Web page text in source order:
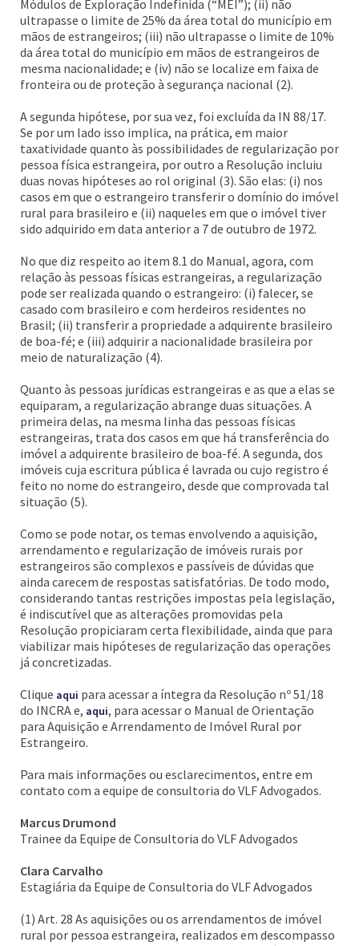
Módulos de Exploração Indefinida (“MEI”); (ii) não
ultrapasse o limite de 25% da área total do município em
mãos de estrangeiros; (iii) não ultrapasse o limite de 10%
da área total do município em mãos de estrangeiros de
mesma nacionalidade; e (iv) não se localize em faixa de
fronteira ou de proteção à segurança nacional (2).
A segunda hipótese, por sua vez, foi excluída da IN 88/17.
Se por um lado isso implica, na prática, em maior
taxatividade quanto às possibilidades de regularização por
pessoa física estrangeira, por outro a Resolução incluiu
duas novas hipóteses ao rol original (3). São elas: (i) nos
casos em que o estrangeiro transferir o domínio do imóvel
rural para brasileiro e (ii) naqueles em que o imóvel tiver
sido adquirido em data anterior a 7 de outubro de 1972.
No que diz respeito ao item 8.1 do Manual, agora, com
relação às pessoas físicas estrangeiras, a regularização
pode ser realizada quando o estrangeiro: (i) falecer, se
casado com brasileiro e com herdeiros residentes no
Brasil; (ii) transferir a propriedade a adquirente brasileiro
de boa-fé; e (iii) adquirir a nacionalidade brasileira por
meio de naturalização (4).
Quanto às pessoas jurídicas estrangeiras e as que a elas se
equiparam, a regularização abrange duas situações. A
primeira delas, na mesma linha das pessoas físicas
estrangeiras, trata dos casos em que há transferência do
imóvel a adquirente brasileiro de boa-fé. A segunda, dos
imóveis cuja escritura pública é lavrada ou cujo registro é
feito no nome do estrangeiro, desde que comprovada tal
situação (5).
Como se pode notar, os temas envolvendo a aquisição,
arrendamento e regularização de imóveis rurais por
estrangeiros são complexos e passíveis de dúvidas que
ainda carecem de respostas satisfatórias. De todo modo,
considerando tantas restrições impostas pela legislação,
é indiscutível que as alterações promovidas pela
Resolução propiciaram certa flexibilidade, ainda que para
viabilizar mais hipóteses de regularização das operações
já concretizadas.
Clique aqui para acessar a íntegra da Resolução nº 51/18
do INCRA e, aqui, para acessar o Manual de Orientação
para Aquisição e Arrendamento de Imóvel Rural por
Estrangeiro.
Para mais informações ou esclarecimentos, entre em
contato com a equipe de consultoria do VLF Advogados.
Marcus Drumond
Trainee da Equipe de Consultoria do VLF Advogados
Clara Carvalho
Estagiária da Equipe de Consultoria do VLF Advogados
(1) Art. 28 As aquisições ou os arrendamentos de imóvel
rural por pessoa estrangeira, realizados em descompasso